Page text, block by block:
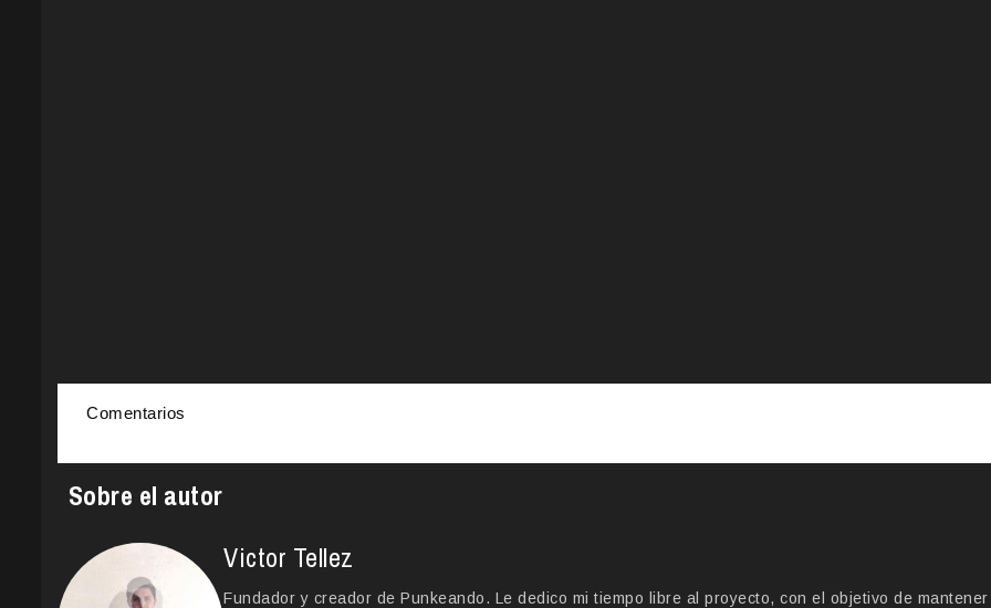
Comentarios
Sobre el autor
Victor Tellez
Fundador y creador de Punkeando. Le dedico mi tiempo libre al proyecto, con el objetivo de mantener